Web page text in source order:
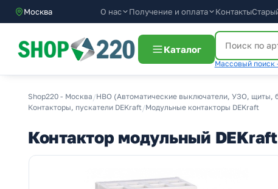
Москва О нас Получение и оплата Контакты
Каталог
Массовый поиск
Shop220 - Москва /НВО (Автоматические выключатели, УЗО, щиты,
Контакторы, пускатели DEKraft/Модульные контакторы DEKraft
Контактор модульный